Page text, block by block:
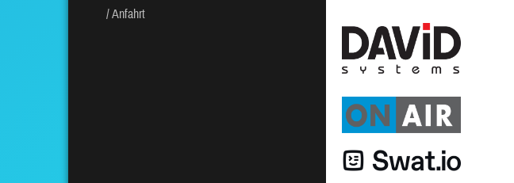
Anfahrt